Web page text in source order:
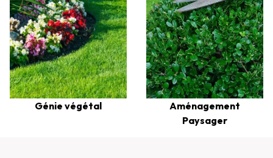
Génie végétal
Aménagement
Paysager